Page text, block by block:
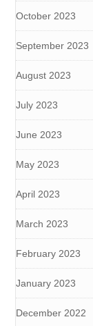
October 2023
September 2023
August 2023
July 2023
June 2023
May 2023
April 2023
March 2023
February 2023
January 2023
December 2022